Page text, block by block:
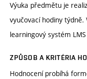
Výuka předmětu je
vyučovací hodiny
learningový systém
ZPŮSOB A KRITÉRIA
Hodnocení probíhá